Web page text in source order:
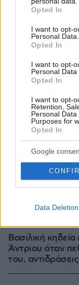
grant or deny
use your data for
consent section.
Opted In
I want to opt-
Personal Data.
Opted In
I want to opt-
Personal Data
Opted In
I want to opt-
Retention,
Personal
Purposes for
Opted In
Google
Data Deletion
Βασιλική
Άντριου όταν
του,
09.08.2026, 08:01